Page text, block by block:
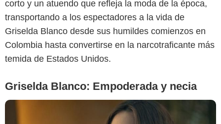
corto y un atuendo que refleja la moda de la época,
transportando a los espectadores a la vida de
Griselda Blanco desde sus humildes comienzos en
Colombia hasta convertirse en la narcotraficante más
temida de Estados Unidos.
Griselda Blanco: Empoderada y necia